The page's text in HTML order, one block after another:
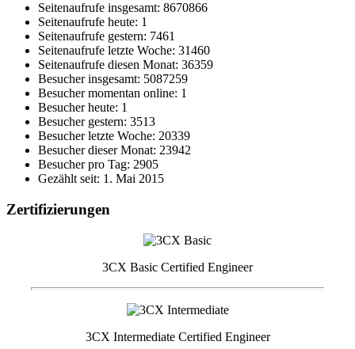
Seitenaufrufe insgesamt: 8670866
Seitenaufrufe heute: 1
Seitenaufrufe gestern: 7461
Seitenaufrufe letzte Woche: 31460
Seitenaufrufe diesen Monat: 36359
Besucher insgesamt: 5087259
Besucher momentan online: 1
Besucher heute: 1
Besucher gestern: 3513
Besucher letzte Woche: 20339
Besucher dieser Monat: 23942
Besucher pro Tag: 2905
Gezählt seit: 1. Mai 2015
Zertifizierungen
3CX Basic Certified Engineer
3CX Intermediate Certified Engineer